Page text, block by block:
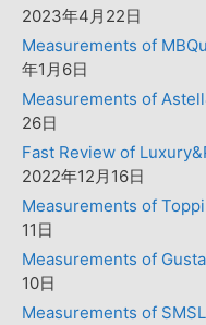
2023年4月22日
Measurements of
年1月6日
Measurements of
26日
Fast Review of
2022年12月16日
Measurements of
11日
Measurements of
10日
Measurements of